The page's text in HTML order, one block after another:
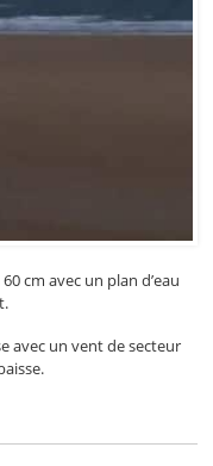
cm avec un plan d’eau
avec un vent de secteur